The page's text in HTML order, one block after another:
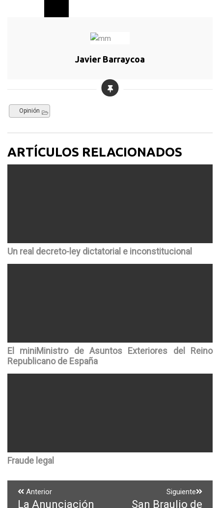
Javier Barraycoa
Opinión
ARTÍCULOS RELACIONADOS
Un real decreto-ley dictatorial e inconstitucional
El miniMinistro de Asuntos Exteriores del Reino
Republicano de España
Fraude legal
Navegación
Anterior
Entrada
La Anunciación
Siguiente
Entrada
San Braulio de